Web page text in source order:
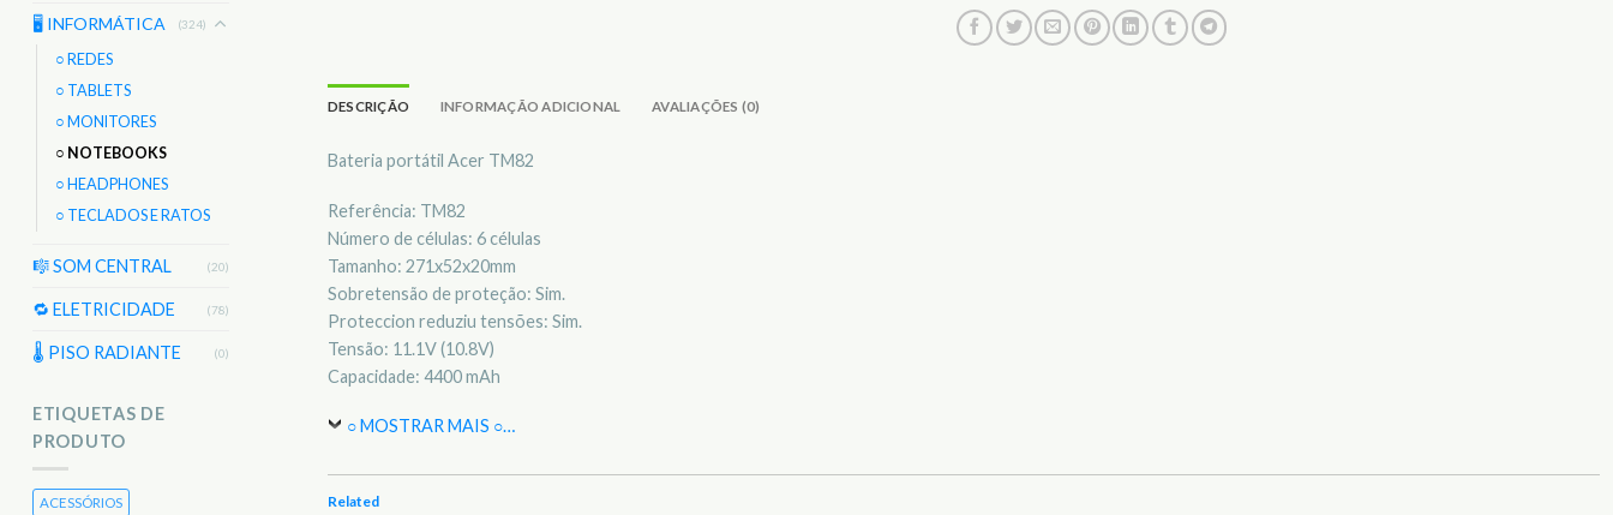
🖥️ INFORMÁTICA (324)
○ REDES
○ TABLETS
○ MONITORES
○ NOTEBOOKS
○ HEADPHONES
○ TECLADOS E RATOS
🎼 SOM CENTRAL (20)
🔁 ELETRICIDADE (78)
🌡 PISO RADIANTE (0)
ETIQUETAS DE
PRODUTO
ACESSÓRIOS
DESCRIÇÃO INFORMAÇÃO ADICIONAL AVALIAÇÕES (0)
Bateria portátil Acer TM82
Referência: TM82
Número de células: 6 células
Tamanho: 271x52x20mm
Sobretensão de proteção: Sim.
Proteccion reduziu tensões: Sim.
Tensão: 11.1V (10.8V)
Capacidade: 4400 mAh
○ MOSTRAR MAIS ○…
Related